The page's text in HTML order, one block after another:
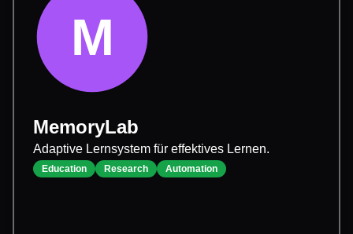
M
MemoryLab
Adaptive Lernsystem für effektives Lernen.
Education Research Automation